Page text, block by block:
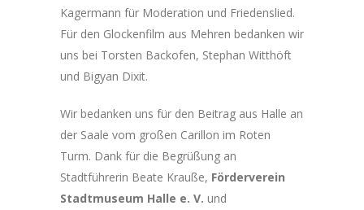
Kagermann für Moderation und Friedenslied.
Für den Glockenfilm aus Mehren bedanken wir
uns bei Torsten Backofen, Stephan Witthöft
und Bigyan Dixit.
Wir bedanken uns für den Beitrag aus Halle an
der Saale vom großen Carillon im Roten
Turm. Dank für die Begrüßung an
Stadtführerin Beate Krauße, Förderverein
Stadtmuseum Halle e. V. und